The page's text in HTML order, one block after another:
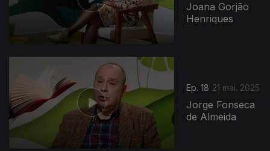
Joana Gorjão
Henriques
Ep. 18 21 mai. 2025
Jorge Fonseca
de Almeida